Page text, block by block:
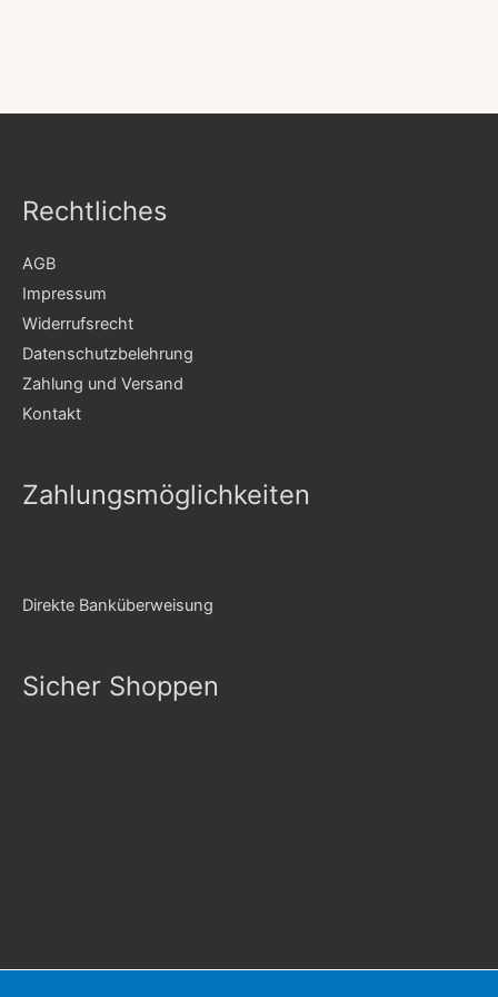
Rechtliches
AGB
Impressum
Widerrufsrecht
Datenschutzbelehrung
Zahlung und Versand
Kontakt
Zahlungsmöglichkeiten
Direkte Banküberweisung
Sicher Shoppen